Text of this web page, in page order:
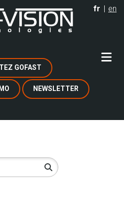
fr en
GOFAST
NEWSLETTER